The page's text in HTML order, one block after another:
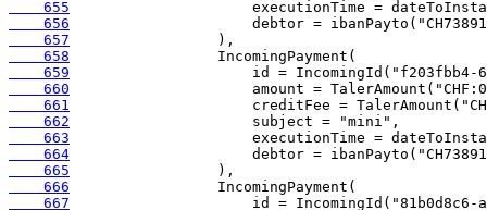
    655
    656
    657
    658
    659
    660
    661
    662
    663
    664
    665
    666
    667